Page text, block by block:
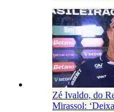
Zé Ivaldo, do
Mirassol: